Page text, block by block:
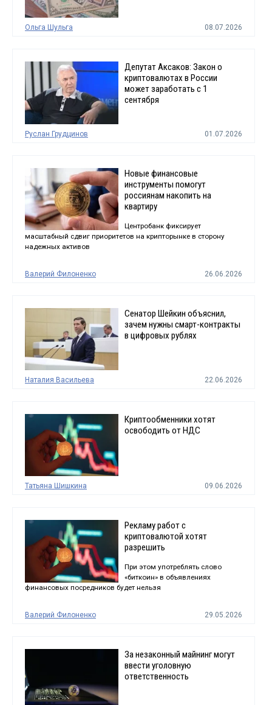
Ольга Шульга 08.07.2026
Депутат Аксаков: Закон о
криптовалютах в России
может заработать с 1
сентября
Руслан Грудцинов 01.07.2026
Новые финансовые
инструменты помогут
россиянам накопить на
квартиру
Центробанк фиксирует
масштабный сдвиг приоритетов на крипторынке в сторону
надежных активов
Валерий Филоненко 26.06.2026
Сенатор Шейкин объяснил,
зачем нужны смарт-контракты
в цифровых рублях
Наталия Васильева 22.06.2026
Криптообменники хотят
освободить от НДС
Татьяна Шишкина 09.06.2026
Рекламу работ с
криптовалютой хотят
разрешить
При этом употреблять слово
«биткоин» в объявлениях
финансовых посредников будет нельзя
Валерий Филоненко 29.05.2026
За незаконный майнинг могут
ввести уголовную
ответственность